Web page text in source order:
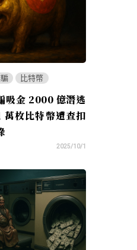
比特幣
吸金 2000 億潛逃
萬枚比特幣遭查扣
2025/10/1